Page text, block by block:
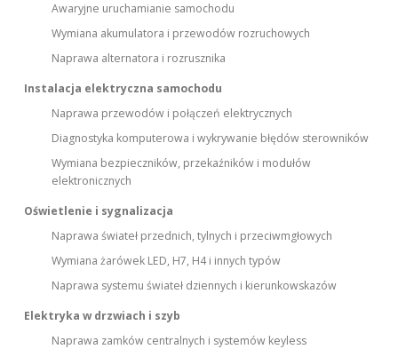
Awaryjne uruchamianie samochodu
Wymiana akumulatora i przewodów rozruchowych
Naprawa alternatora i rozrusznika
Instalacja elektryczna samochodu
Naprawa przewodów i połączeń elektrycznych
Diagnostyka komputerowa i wykrywanie błędów sterowników
Wymiana bezpieczników, przekaźników i modułów
elektronicznych
Oświetlenie i sygnalizacja
Naprawa świateł przednich, tylnych i przeciwmgłowych
Wymiana żarówek LED, H7, H4 i innych typów
Naprawa systemu świateł dziennych i kierunkowskazów
Elektryka w drzwiach i szyb
Naprawa zamków centralnych i systemów keyless